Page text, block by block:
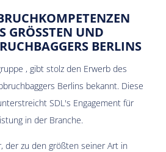
UND H
BERLINS
, gibt stolz den Erwerb des
Berlins bekannt. Diese
SDL's Engagement für
in der Branche.
der zu den größten seiner Art in